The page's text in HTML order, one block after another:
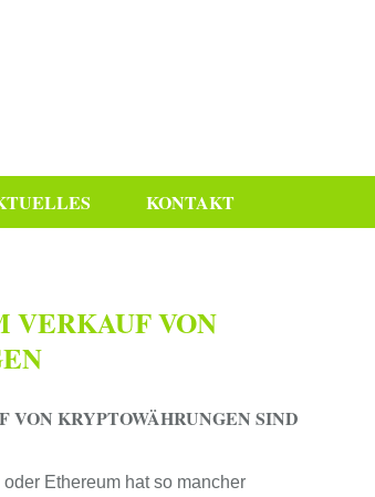
KONTAKT
VERKAUF VON
VON KRYPTOWÄHRUNGEN SIND
Ethereum hat so mancher